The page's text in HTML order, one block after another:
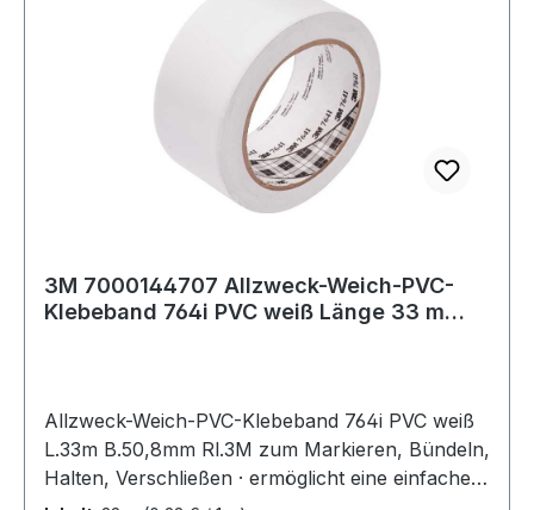
3M 7000144707 Allzweck-Weich-PVC-
Klebeband 764i PVC weiß Länge 33 m
Allzweck-Weich-PVC-Klebeband 764i PVC weiß
L.33m B.50,8mm Rl.3M zum Markieren, Bündeln,
Halten, Verschließen · ermöglicht eine einfache